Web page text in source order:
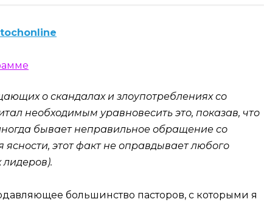
о скандалах и злоупотреблениях со
необходимым уравновесить это, показав, что
бывает неправильное обращение со
этот факт не оправдывает любого
лидеров).
большинство пасторов, с которыми я